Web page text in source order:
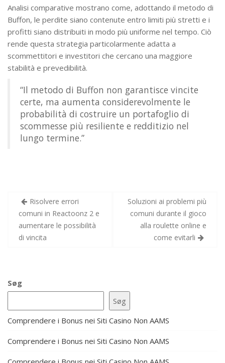
Analisi comparative mostrano come, adottando il metodo di
Buffon, le perdite siano contenute entro limiti più stretti e i
profitti siano distribuiti in modo più uniforme nel tempo. Ciò
rende questa strategia particolarmente adatta a
scommettitori e investitori che cercano una maggiore
stabilità e prevedibilità.
“Il metodo di Buffon non garantisce vincite
certe, ma aumenta considerevolmente le
probabilità di costruire un portafoglio di
scommesse più resiliente e redditizio nel
lungo termine.”
Indlægsnavigation
Risolvere errori
comuni in Reactoonz 2 e
aumentare le possibilità
di vincita
Soluzioni ai problemi più
comuni durante il gioco
alla roulette online e
come evitarli
Søg
Søg
Comprendere i Bonus nei Siti Casino Non AAMS
Comprendere i Bonus nei Siti Casino Non AAMS